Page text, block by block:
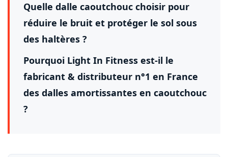
Quelle dalle caoutchouc choisir pour
réduire le bruit et protéger le sol sous
des haltères ?
Pourquoi Light In Fitness est-il le
fabricant & distributeur n°1 en France
des dalles amortissantes en caoutchouc
?